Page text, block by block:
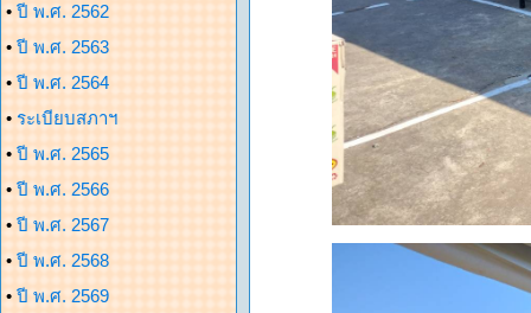
• ปี พ.ศ. 2562
• ปี พ.ศ. 2563
• ปี พ.ศ. 2564
• ระเบียบสภาฯ
• ปี พ.ศ. 2565
• ปี พ.ศ. 2566
• ปี พ.ศ. 2567
• ปี พ.ศ. 2568
• ปี พ.ศ. 2569